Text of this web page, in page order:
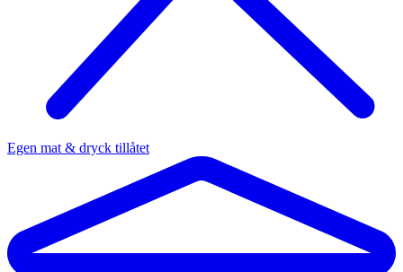
Egen mat & dryck tillåtet